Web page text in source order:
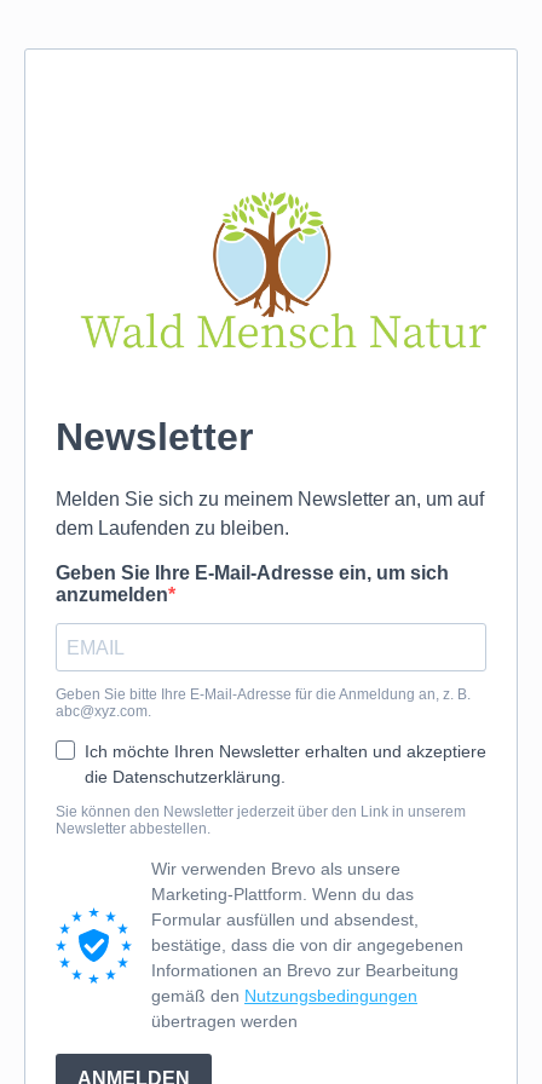
Newsletter
Melden Sie sich zu meinem Newsletter an, um auf
dem Laufenden zu bleiben.
Geben Sie Ihre E-Mail-Adresse ein, um sich
anzumelden
Geben Sie bitte Ihre E-Mail-Adresse für die Anmeldung an, z. B.
abc@xyz.com.
Ich möchte Ihren Newsletter erhalten und akzeptiere
die Datenschutzerklärung.
Sie können den Newsletter jederzeit über den Link in unserem
Newsletter abbestellen.
Wir verwenden Brevo als unsere
Marketing-Plattform. Wenn du das
Formular ausfüllen und absendest,
bestätige, dass die von dir angegebenen
Informationen an Brevo zur Bearbeitung
gemäß den Nutzungsbedingungen
übertragen werden
ANMELDEN